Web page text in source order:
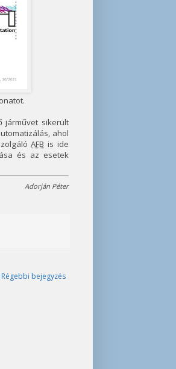
járművet sikerült
ahol
AFB is ide
és az esetek
Adorján Péter
Régebbi bejegyzés